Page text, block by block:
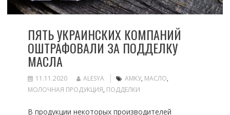
ПЯТЬ УКРАИНСКИХ КОМПАНИЙ
ОШТРАФОВАЛИ ЗА ПОДДЕЛКУ
МАСЛА
11.11.2020 ALESYA АМКУ, МАСЛО,
МОЛОЧНАЯ ПРОДУКЦИЯ, ПОДДЕЛКИ
В продукции некоторых производителей